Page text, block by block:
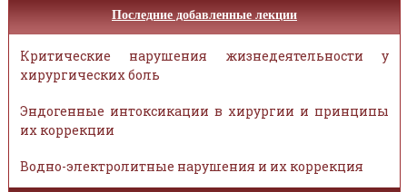
Последние добавленные лекции
Критические нарушения жизнедеятельности у
хирургических боль
Эндогенные интоксикации в хирургии и принципы
их коррекции
Водно-электролитные нарушения и их коррекция